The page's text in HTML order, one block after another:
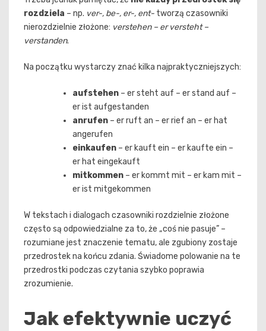
rozdziela – np. ver-, be-, er-, ent- tworzą czasowniki
nierozdzielnie złożone: verstehen – er versteht –
verstanden.
Na początku wystarczy znać kilka najpraktyczniejszych:
aufstehen – er steht auf – er stand auf –
er ist aufgestanden
anrufen – er ruft an – er rief an – er hat
angerufen
einkaufen – er kauft ein – er kaufte ein –
er hat eingekauft
mitkommen – er kommt mit – er kam mit –
er ist mitgekommen
W tekstach i dialogach czasowniki rozdzielnie złożone
często są odpowiedzialne za to, że „coś nie pasuje” –
rozumiane jest znaczenie tematu, ale zgubiony zostaje
przedrostek na końcu zdania. Świadome polowanie na te
przedrostki podczas czytania szybko poprawia
zrozumienie.
Jak efektywnie uczyć